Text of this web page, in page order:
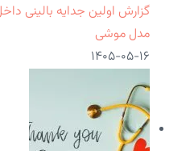
گزارش اولین جدایه بالینی
مدل موشی
۱۴۰۵-۰۵-۱۶